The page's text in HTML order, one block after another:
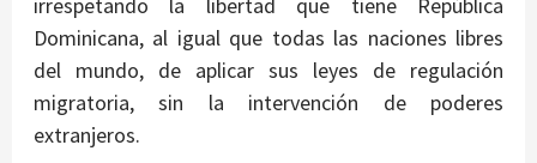
Dominicana, al igual que todas las naciones libres
del mundo, de aplicar sus leyes de regulación
migratoria, sin la intervención de poderes
extranjeros.